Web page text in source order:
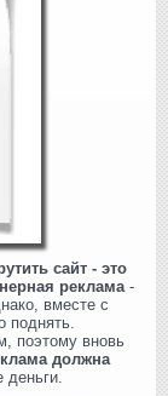
сайт - это
реклама -
вместе с
поэтому вновь
должна
деньги.